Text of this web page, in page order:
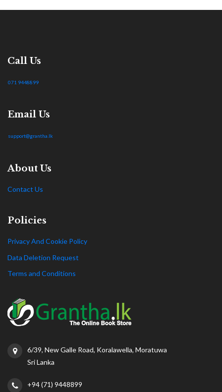
Call Us
071 9448899
Email Us
support@grantha.lk
About Us
Contact Us
Policies
Privacy And Cookie Policy
Data Deletion Request
Terms and Conditions
6/39, New Galle Road, Koralawella, Moratuwa
Sri Lanka
+94 (71) 9448899